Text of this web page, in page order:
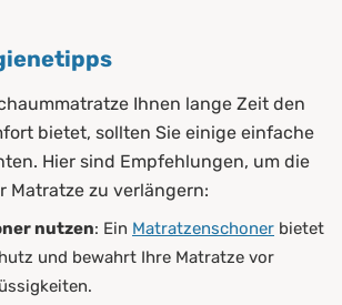
Ihnen lange Zeit den
bietet, sollten Sie einige einfache
Hier sind Empfehlungen, um die
Matratze zu verlängern:
nutzen: Ein Matratzenschoner bietet
und bewahrt Ihre Matratze vor